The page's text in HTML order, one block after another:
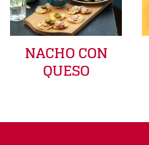
NACHO CON
QUESO